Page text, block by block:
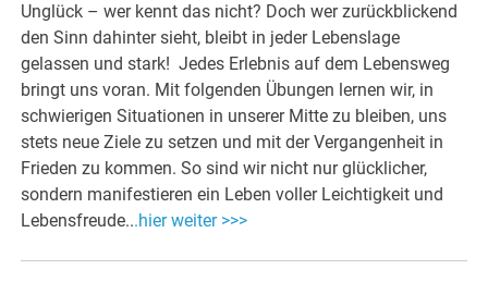
Unglück – wer kennt das nicht? Doch wer zurückblickend
den Sinn dahinter sieht, bleibt in jeder Lebenslage
gelassen und stark! Jedes Erlebnis auf dem Lebensweg
bringt uns voran. Mit folgenden Übungen lernen wir, in
schwierigen Situationen in unserer Mitte zu bleiben, uns
stets neue Ziele zu setzen und mit der Vergangenheit in
Frieden zu kommen. So sind wir nicht nur glücklicher,
sondern manifestieren ein Leben voller Leichtigkeit und
Lebensfreude...hier weiter >>>